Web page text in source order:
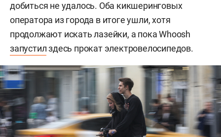
добиться не удалось. Оба кикшеринговых
оператора из города в итоге ушли, хотя
продолжают искать лазейки, а пока Whoosh
запустилздесь прокат электровелосипедов.